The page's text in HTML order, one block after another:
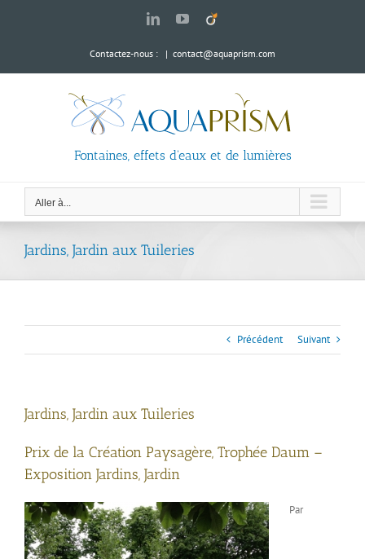
LinkedInYouTube
Viadeo
Contactez-nous : | contact@aquaprism.com
Fontaines, effets d'eaux et de lumières
Aller à...
Jardins, Jardin aux Tuileries
Précédent Suivant
Jardins, Jardin aux Tuileries
Prix de la Création Paysagère, Trophée Daum –
Exposition Jardins, Jardin
Par